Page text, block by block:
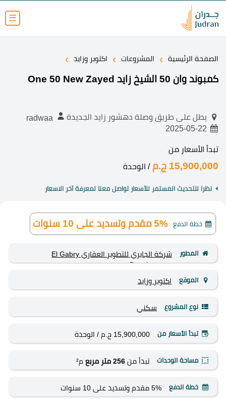
☰
الصفحة الرئيسية › المشروعات › اكتوبر وزايد ›
كمبوند وان 50 الشيخ زايد One 50 New Zayed
يطل على طريق وصلة دهشور زايد الجديدة
تبدأ الأسعار من
15,900,000 ج.م / الوحدة
نظرا للتحديث المستمر للأسعار تواصل معنا لمعرفة آخر الاسعار
خطة الدفع 5% مقدم وتسديد على 10 سنوات
المطور
شركة الجابري للتطوير العقاري El Gabry
Development
الموقع اكتوبر وزايد
نوع المشروع سكني
تبدأ الأسعار من 15,900,000 ج.م / الوحدة
مساحة الوحدات تبدأ من 256 متر مربع م²
خطة الدفع 5% مقدم وتسديد على 10 سنوات